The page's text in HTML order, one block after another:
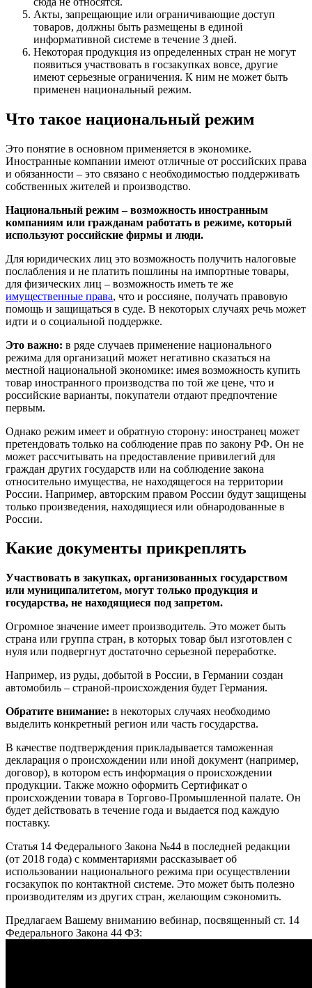
Акты, запрещающие или ограничивающие доступ
товаров, должны быть размещены в единой
информативной системе в течение 3 дней.
Некоторая продукция из определенных стран не могут
появиться участвовать в госзакупках вовсе, другие
имеют серьезные ограничения. К ним не может быть
применен национальный режим.
Что такое национальный режим
Это понятие в основном применяется в экономике.
Иностранные компании имеют отличные от российских права
и обязанности – это связано с необходимостью поддерживать
собственных жителей и производство.
Национальный режим – возможность иностранным
компаниям или гражданам работать в режиме, который
используют российские фирмы и люди.
Для юридических лиц это возможность получить налоговые
послабления и не платить пошлины на импортные товары,
для физических лиц – возможность иметь те же
имущественные права, что и россияне, получать правовую
помощь и защищаться в суде. В некоторых случаях речь может
идти и о социальной поддержке.
Это важно: в ряде случаев применение национального
режима для организаций может негативно сказаться на
местной национальной экономике: имея возможность купить
товар иностранного производства по той же цене, что и
российские варианты, покупатели отдают предпочтение
первым.
Однако режим имеет и обратную сторону: иностранец может
претендовать только на соблюдение прав по закону РФ. Он не
может рассчитывать на предоставление привилегий для
граждан других государств или на соблюдение закона
относительно имущества, не находящегося на территории
России. Например, авторским правом России будут защищены
только произведения, находящиеся или обнародованные в
России.
Какие документы прикреплять
Участвовать в закупках, организованных государством
или муниципалитетом, могут только продукция и
государства, не находящиеся под запретом.
Огромное значение имеет производитель. Это может быть
страна или группа стран, в которых товар был изготовлен с
нуля или подвергнут достаточно серьезной переработке.
Например, из руды, добытой в России, в Германии создан
автомобиль – страной-происхождения будет Германия.
Обратите внимание: в некоторых случаях необходимо
выделить конкретный регион или часть государства.
В качестве подтверждения прикладывается таможенная
декларация о происхождении или иной документ (например,
договор), в котором есть информация о происхождении
продукции. Также можно оформить Сертификат о
происхождении товара в Торгово-Промышленной палате. Он
будет действовать в течение года и выдается под каждую
поставку.
Статья 14 Федерального Закона №44 в последней редакции
(от 2018 года) с комментариями рассказывает об
использовании национального режима при осуществлении
госзакупок по контактной системе. Это может быть полезно
производителям из других стран, желающим сэкономить.
Предлагаем Вашему вниманию вебинар, посвященный ст. 14
Федерального Закона 44 ФЗ: